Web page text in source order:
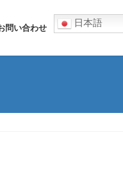
問い合わせ
日本語